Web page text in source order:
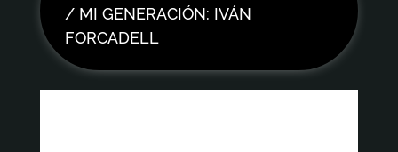
/ MI GENERACIÓN: IVÁN
FORCADELL